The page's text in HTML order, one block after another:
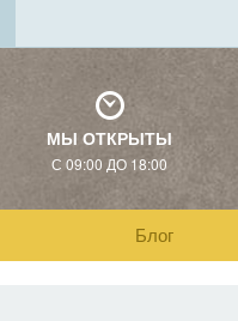
МЫ ОТКРЫТЫ
С 09:00 ДО 18:00
Блог